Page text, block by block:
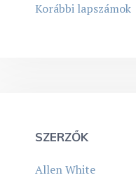
Korábbi lapszámok
SZERZŐK
Allen White